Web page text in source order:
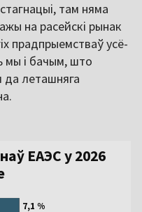
там няма
на расейскі рынак
прадпрыемстваў усё-
мы і бачым, што
да леташняга